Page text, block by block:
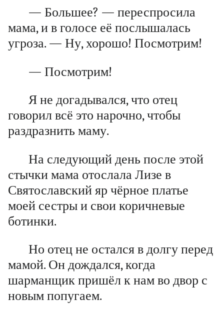
— Большее? — переспросила
мама, и в голосе её послышалась
угроза. — Ну, хорошо! Посмотрим!
— Посмотрим!
Я не догадывался, что отец
говорил всё это нарочно, чтобы
раздразнить маму.
На следующий день после этой
стычки мама отослала Лизе в
Святославский яр чёрное платье
моей сестры и свои коричневые
ботинки.
Но отец не остался в долгу перед
мамой. Он дождался, когда
шарманщик пришёл к нам во двор с
новым попугаем.